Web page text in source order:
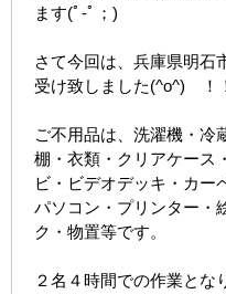
ます(ﾟ-ﾟ；)
さて今回は、兵庫県明石
受け致しました(^o^)ゞ！
ご不用品は、洗濯機・冷
棚・衣類・クリアケース
ビ・ビデオデッキ・カー
パソコン・プリンター・
ク・物置等です。
２名４時間での作業とな